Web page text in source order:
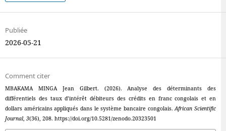
Publiée
2026-05-21
Comment citer
MBAKAMA MINGA Jean Gilbert. (2026). Analyse des déterminants des
différentiels des taux d’intérêt débiteurs des crédits en franc congolais et en
dollars américains appliqués dans le système bancaire congolais.African Scientific
Journal, 3(36), 208. https://doi.org/10.5281/zenodo.20323501